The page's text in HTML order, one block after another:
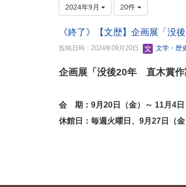
2024年9月 20件
《終了》【文歴】企画展「
投稿日時 : 2024年09月20日 文学・歴
企画展「没後20年 直木賞
会 期：9月20日（金）～ 11月4日
休館日：毎週火曜日、9月27日（金